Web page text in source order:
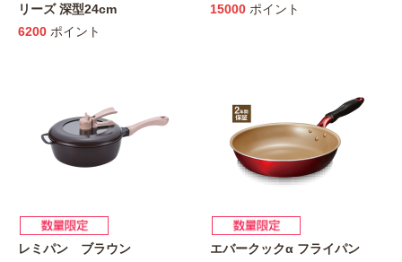
リーズ 深型24cm
6200 ポイント
15000 ポイント
レミパン ブラウン
エバークックα フライパン